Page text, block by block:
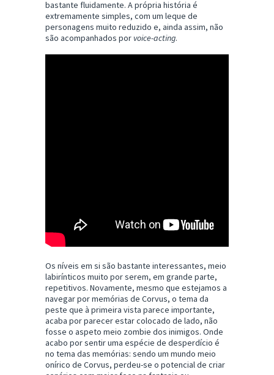
bastante fluidamente. A própria história é
extremamente simples, com um leque de
personagens muito reduzido e, ainda assim, não
são acompanhados por voice-acting.
Os níveis em si são bastante interessantes, meio
labirínticos muito por serem, em grande parte,
repetitivos. Novamente, mesmo que estejamos a
navegar por memórias de Corvus, o tema da
peste que à primeira vista parece importante,
acaba por parecer estar colocado de lado, não
fosse o aspeto meio zombie dos inimigos. Onde
acabo por sentir uma espécie de desperdício é
no tema das memórias: sendo um mundo meio
onírico de Corvus, perdeu-se o potencial de criar